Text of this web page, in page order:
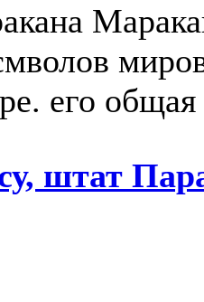
его
штат